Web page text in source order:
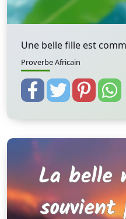
Une belle fille est
Proverbe Africain